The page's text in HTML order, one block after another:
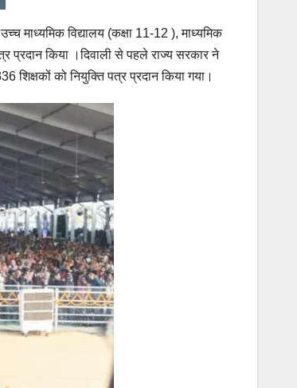
माध्यमिक विद्यालय (कक्षा 11-12 ), माध्यमिक
प्रदान किया ।दिवाली से पहले राज्य सरकार ने
शिक्षकों को नियुक्ति पत्र प्रदान किया गया।